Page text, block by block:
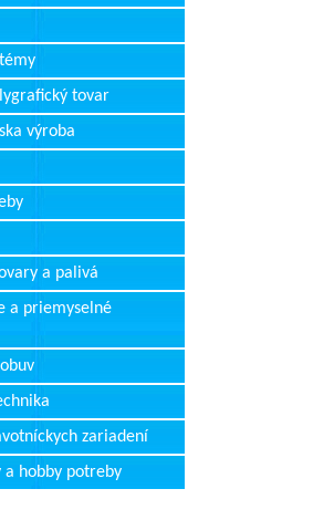
tovar
výroba
a palivá
a priemyselné
zariadení
a hobby potreby